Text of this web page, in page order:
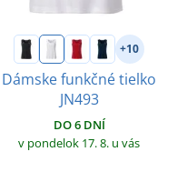
+10
Dámske funkčné tielko
JN493
DO 6 DNÍ
v pondelok 17. 8. u vás